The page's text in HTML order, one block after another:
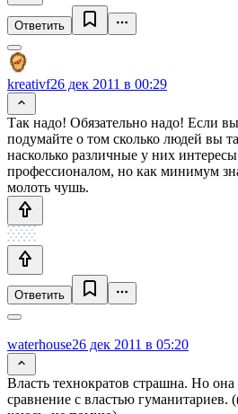
Ответить
kreativf26 дек 2011 в 00:29
Так надо! Обязательно надо! Если
подумайте о том сколько людей вы
насколько различные у них
профессионалом, но как минимум
молоть чушь.
Ответить
waterhouse26 дек 2011 в 05:20
Власть технократов страшна. Но
сравнение с властью гуманитариев.